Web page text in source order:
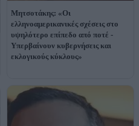
Μητσοτάκης: «Οι
ελληνοαμερικανικές σχέσεις στο
υψηλότερο επίπεδο από ποτέ -
Yπερβαίνουν κυβερνήσεις και
εκλογικούς κύκλους»